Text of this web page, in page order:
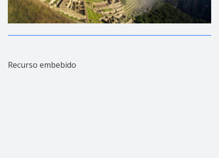
Recurso embebido